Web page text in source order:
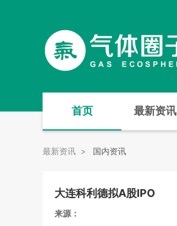
首页 最新资讯
最新资讯 > 国内资讯
大连科利德拟A股IPO
来源：